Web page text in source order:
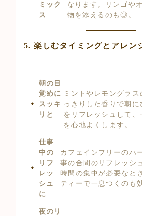
ミック
ス
なります。リンゴや
物を添えるのも◎。
5. 楽しむタイミングとアレン
朝の目
覚めに
スッキ
リと
ミントやレモングラ
っきりした香りで朝に
をリフレッシュして、
を心地よくします。
仕事
中の
リフ
レッ
シュ
に
カフェインフリーのハ
事の合間のリフレッシ
時間の集中が必要なと
ティーで一息つくのも
夜のリ